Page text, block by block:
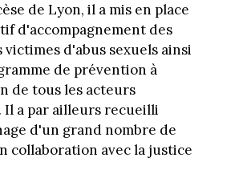
de Lyon, il a mis en place
d'accompagnement des
victimes d'abus sexuels ainsi
de prévention à
de tous les acteurs
Il a par ailleurs recueilli
d'un grand nombre de
collaboration avec la justice